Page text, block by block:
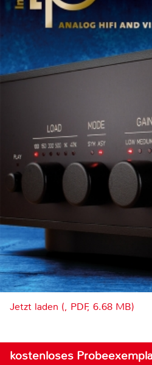
Jetzt laden (, PDF, 6.68 MB)
kostenloses